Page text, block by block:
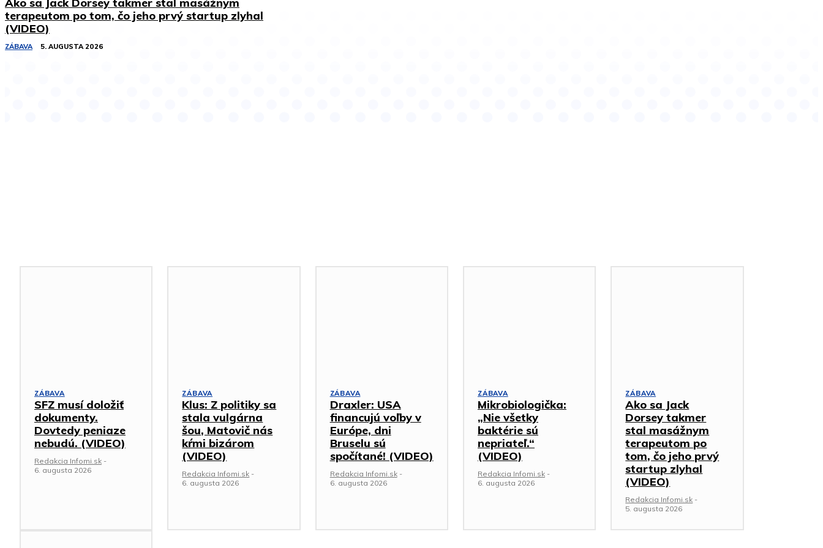
terapeutom po tom, čo jeho prvý startup zlyhal
(VIDEO)
ZÁBAVA 5. AUGUSTA 2026
ZÁBAVA
SFZ musí doložiť
dokumenty.
Dovtedy peniaze
nebudú. (VIDEO)
Redakcia Infomi.sk -
6. augusta 2026
ZÁBAVA
Klus: Z politiky sa
stala vulgárna
šou, Matovič nás
kŕmi bizárom
(VIDEO)
Redakcia Infomi.sk -
6. augusta 2026
ZÁBAVA
Draxler: USA
financujú voľby v
Európe, dni
Bruselu sú
spočítané! (VIDEO)
Redakcia Infomi.sk -
6. augusta 2026
ZÁBAVA
Mikrobiologička:
„Nie všetky
baktérie sú
nepriateľ.“
(VIDEO)
Redakcia Infomi.sk -
6. augusta 2026
ZÁBAVA
Ako sa Jack
Dorsey takmer
stal masážnym
terapeutom po
tom, čo jeho prvý
startup zlyhal
(VIDEO)
Redakcia Infomi.sk -
5. augusta 2026